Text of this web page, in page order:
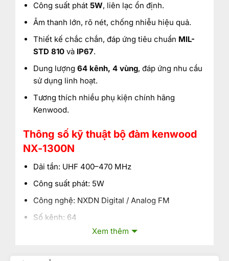
Công suất phát 5W, liên lạc ổn định.
Âm thanh lớn, rõ nét, chống nhiễu hiệu quả.
Thiết kế chắc chắn, đáp ứng tiêu chuẩn MIL-
STD 810và IP67.
Dung lượng 64 kênh, 4 vùng, đáp ứng nhu cầu
sử dụng linh hoạt.
Tương thích nhiều phụ kiện chính hãng
Kenwood.
Thông số kỹ thuật bộ đàm kenwood
NX-1300N
Dải tần: UHF 400–470 MHz
Công suất phát: 5W
Công nghệ: NXDN Digital / Analog FM
Số kênh: 64
Dung lượng vùng: 4Xem thêm